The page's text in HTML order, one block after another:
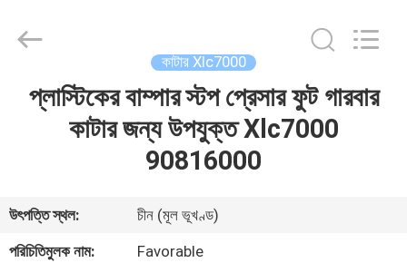
বাড়ি
আমাদের
সম্পর্কে
EQUIPMENT
CO.,LTD.
কাটার Xlc7000
প্লাস্টিকের বাম্পার স্টপ প্রেসার ফুট গারবার
কাটার জন্য উপযুক্ত Xlc7000
90816000
উৎপত্তি স্থল:
চীন (মূল ভূখণ্ড)
পরিচিতিমুলক নাম:
Favorable